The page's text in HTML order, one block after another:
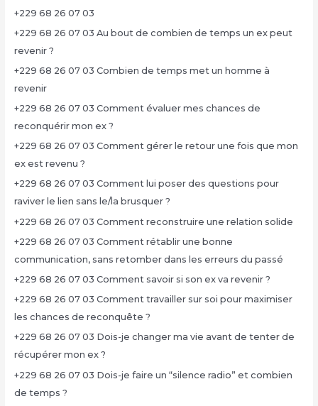
+229 68 26 07 03
+229 68 26 07 03 Au bout de combien de temps un ex peut
revenir ?
+229 68 26 07 03 Combien de temps met un homme à
revenir
+229 68 26 07 03 Comment évaluer mes chances de
reconquérir mon ex ?
+229 68 26 07 03 Comment gérer le retour une fois que mon
ex est revenu ?
+229 68 26 07 03 Comment lui poser des questions pour
raviver le lien sans le/la brusquer ?
+229 68 26 07 03 Comment reconstruire une relation solide
+229 68 26 07 03 Comment rétablir une bonne
communication, sans retomber dans les erreurs du passé
+229 68 26 07 03 Comment savoir si son ex va revenir ?
+229 68 26 07 03 Comment travailler sur soi pour maximiser
les chances de reconquête ?
+229 68 26 07 03 Dois-je changer ma vie avant de tenter de
récupérer mon ex ?
+229 68 26 07 03 Dois-je faire un “silence radio” et combien
de temps ?